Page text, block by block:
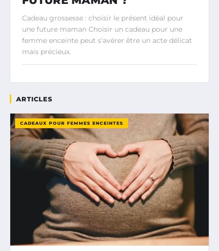
Cadeau grossesse : choisir le présent idéal pour
une future maman Choisir un cadeau pour une
femme enceinte peut s’avérer être un acte délicat
mais précieux.
ARTICLES
CADEAUX POUR FEMMES ENCEINTES